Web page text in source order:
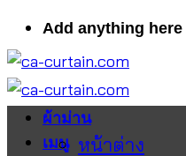
ข้าม
ไป
ยัง
เนื้อหา
Add anything
เมนู
ผ้าม่าน
หน้าต่าง